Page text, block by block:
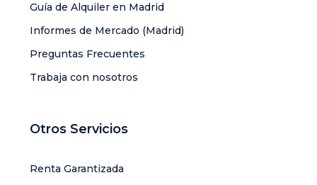
Guía de Alquiler en Madrid
Informes de Mercado (Madrid)
Preguntas Frecuentes
Trabaja con nosotros
Otros Servicios
Renta Garantizada